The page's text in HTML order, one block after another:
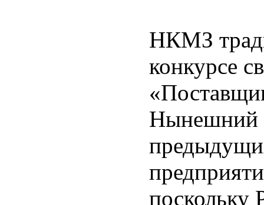
НКМЗ
конкурсе
Нынешний
поскольку